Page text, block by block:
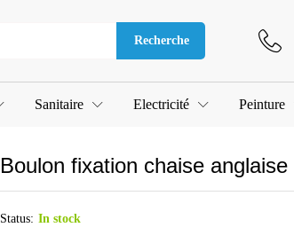
Recherche
Sanitaire Electricité Peinture
Boulon fixation chaise anglaise
Status: In stock